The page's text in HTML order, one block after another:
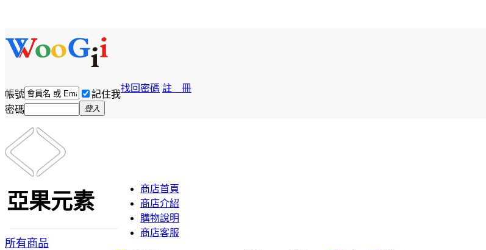
帳號 記住我
找回密碼 註 冊
密碼 登入
亞果元素
所有商品
商店首頁
商店介紹
購物說明
商店客服